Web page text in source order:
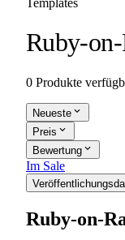
Templates
Ruby-
0 Produkte
Neueste expand_more
Preis expand_more
Bewertung expand_more
Im Sale
Ruby-on-